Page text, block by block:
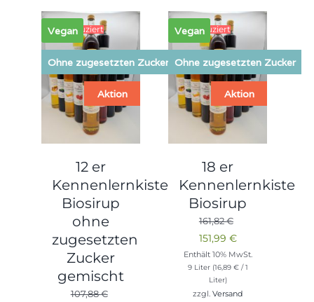
7% reduziert
Vegan
Ohne zugesetzten Zucker
Aktion
12 er
Kennenlernkiste
Biosirup
ohne
zugesetzten
Zucker
gemischt
107,88€
6% reduziert
Vegan
Ohne zugesetzten Zucker
Aktion
18 er
Kennenlernkiste
Biosirup
161,82€
Ursprünglicher
Preis
war:
161,82 €
151,99 €Aktueller
Preis
ist:
151,99 €.
Enthält 10% MwSt.
9 Liter (16,89 €/ 1
Liter)
zzgl.Versand